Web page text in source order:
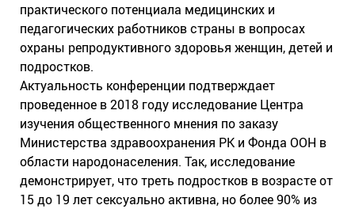
практического потенциала медицинских и
педагогических работников страны в вопросах
охраны репродуктивного здоровья женщин, детей и
подростков.
Актуальность конференции подтверждает
проведенное в 2018 году исследование Центра
изучения общественного мнения по заказу
Министерства здравоохранения РК и Фонда ООН в
области народонаселения. Так, исследование
демонстрирует, что треть подростков в возрасте от
15 до 19 лет сексуально активна, но более 90% из